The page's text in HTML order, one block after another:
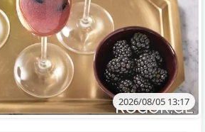
2026/08/05 13:17